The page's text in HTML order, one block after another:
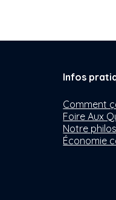
Infos
Comment
Foire Aux
Notre
Économie